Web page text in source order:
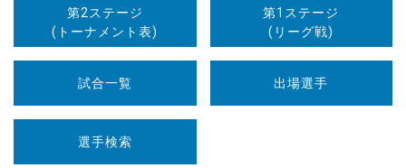
第2ステージ
(トーナメント表)
第1ステージ
(リーグ戦)
試合一覧 出場選手
選手検索